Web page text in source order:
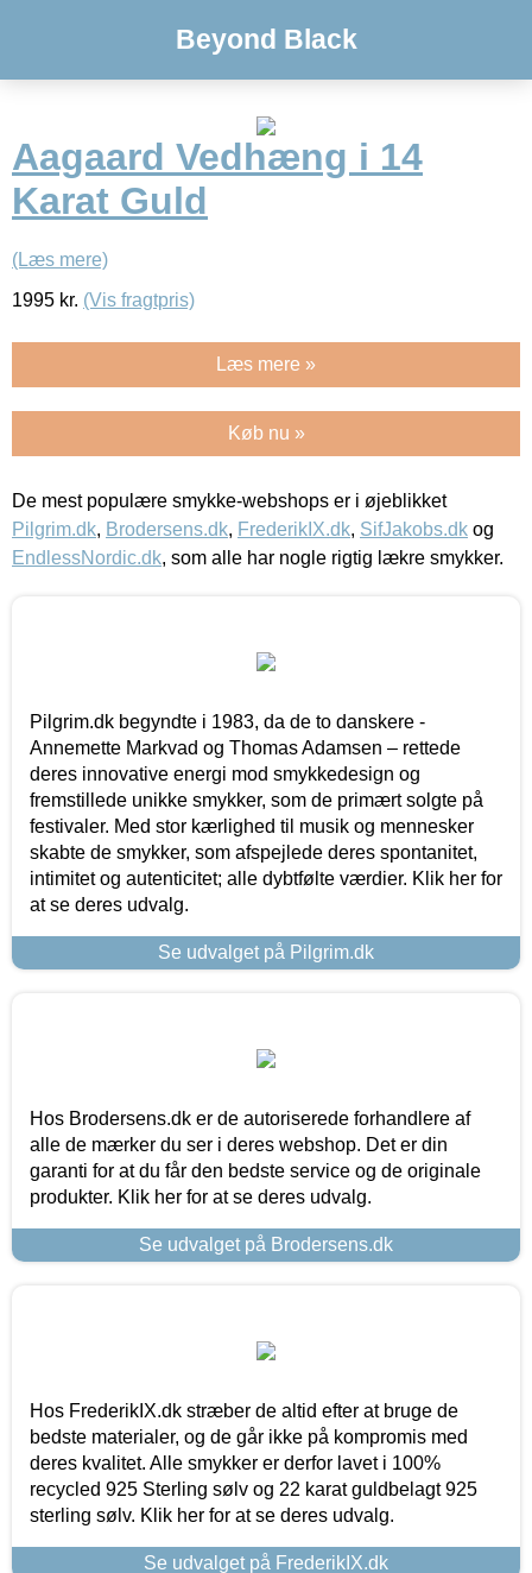
Beyond Black
Aagaard Vedhæng i 14
Karat Guld
(Læs mere)
1995 kr. (Vis fragtpris)
Læs mere »
Køb nu »
De mest populære smykke-webshops er i øjeblikket
Pilgrim.dk, Brodersens.dk, FrederikIX.dk, SifJakobs.dk og
EndlessNordic.dk, som alle har nogle rigtig lækre smykker.
Pilgrim.dk begyndte i 1983, da de to danskere -
Annemette Markvad og Thomas Adamsen – rettede
deres innovative energi mod smykkedesign og
fremstillede unikke smykker, som de primært solgte på
festivaler. Med stor kærlighed til musik og mennesker
skabte de smykker, som afspejlede deres spontanitet,
intimitet og autenticitet; alle dybtfølte værdier. Klik her for
at se deres udvalg.
Se udvalget på Pilgrim.dk
Hos Brodersens.dk er de autoriserede forhandlere af
alle de mærker du ser i deres webshop. Det er din
garanti for at du får den bedste service og de originale
produkter. Klik her for at se deres udvalg.
Se udvalget på Brodersens.dk
Hos FrederikIX.dk stræber de altid efter at bruge de
bedste materialer, og de går ikke på kompromis med
deres kvalitet. Alle smykker er derfor lavet i 100%
recycled 925 Sterling sølv og 22 karat guldbelagt 925
sterling sølv. Klik her for at se deres udvalg.
Se udvalget på FrederikIX.dk